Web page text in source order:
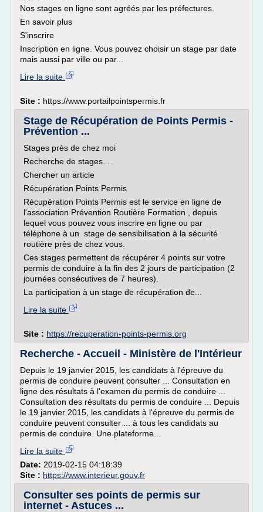
Nos stages en ligne sont agréés par les préfectures.
En savoir plus
S'inscrire
Inscription en ligne. Vous pouvez choisir un stage par date
mais aussi par ville ou par...
Lire la suite
Site : https://www.portailpointspermis.fr
Stage de Récupération de Points Permis -
Prévention ...
Stages près de chez moi
Recherche de stages...
Chercher un article
Récupération Points Permis
Récupération Points Permis est le service en ligne de
l'association Prévention Routière Formation , depuis
lequel vous pouvez vous inscrire en ligne ou par
téléphone à un stage de sensibilisation à la sécurité
routière près de chez vous.
Ces stages permettent de récupérer 4 points sur votre
permis de conduire à la fin des 2 jours de participation (2
journées consécutives de 7 heures).
La participation à un stage de récupération de...
Lire la suite
Site : https://recuperation-points-permis.org
Recherche - Accueil - Ministère de l'Intérieur
Depuis le 19 janvier 2015, les candidats à l'épreuve du
permis de conduire peuvent consulter ... Consultation en
ligne des résultats à l'examen du permis de conduire ...
Consultation des résultats du permis de conduire ... Depuis
le 19 janvier 2015, les candidats à l'épreuve du permis de
conduire peuvent consulter ... à tous les candidats au
permis de conduire. Une plateforme...
Lire la suite
Date: 2019-02-15 04:18:39
Site : https://www.interieur.gouv.fr
Consulter ses points de permis sur
internet - Astuces ...